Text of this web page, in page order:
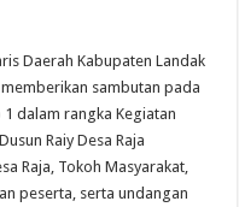
Daerah Kabupaten Landak
sambutan pada
dalam rangka Kegiatan
Raiy Desa Raja
Raja, Tokoh Masyarakat,
peserta, serta undangan